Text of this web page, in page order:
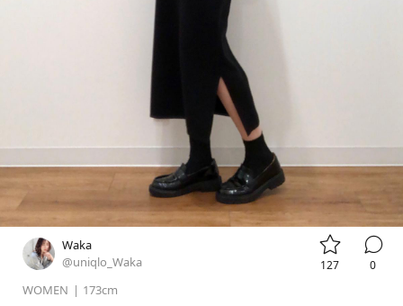
Waka
@uniqlo_Waka

127

0
WOMEN | 173cm